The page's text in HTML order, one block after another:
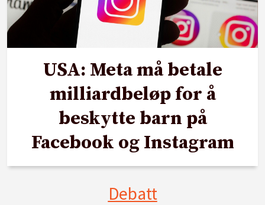
USA: Meta må betale
milliardbeløp for å
beskytte barn på
Facebook og Instagram
Debatt